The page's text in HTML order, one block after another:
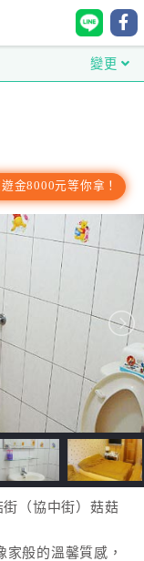
變更
金8000元等你拿！
（協中街）菇菇
般的溫馨質感，